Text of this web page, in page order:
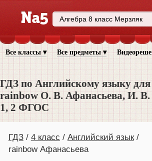
Все классы ▾ Все предметы ▾
ГДЗ по Английскому языку для
rainbow О. В. Афанасьева, И. В.
1, 2 ФГОС
ГДЗ 4 класс
Английский язык
rainbow Афанасьева